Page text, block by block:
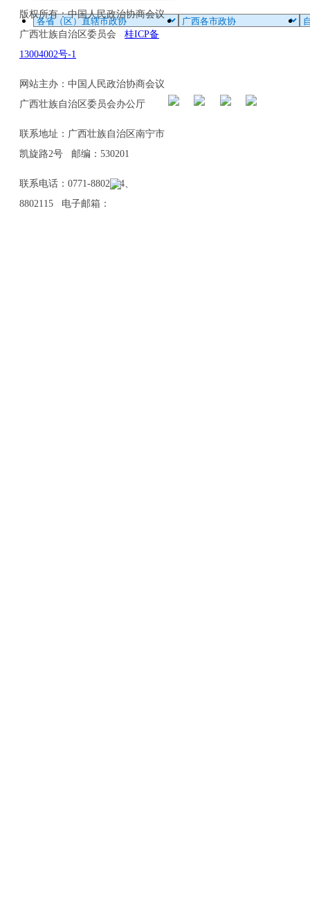
版权所有：中国人民政治协商会议
广西壮族自治区委员会 桂ICP备
13004002号-1
网站主办：中国人民政治协商会议
广西壮族自治区委员会办公厅
联系地址：广西壮族自治区南宁市
凯旋路2号 邮编：530201
联系电话：0771-8802114、
8802115 电子邮箱：